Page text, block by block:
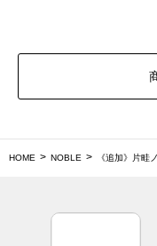
HOME NOBLE 《追加》片畦